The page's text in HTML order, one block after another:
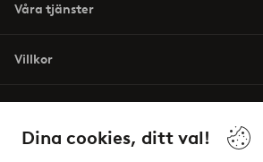
Dina cookies, ditt val!
Våra tjänster
Villkor